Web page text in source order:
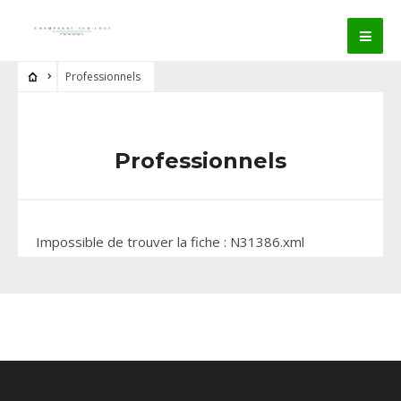
Professionnels
Professionnels
Impossible de trouver la fiche : N31386.xml